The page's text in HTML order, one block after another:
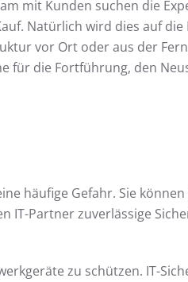
mit Kunden suchen die
Natürlich wird dies auf die
vor Ort oder aus der
für die Fortführung, den
häufige Gefahr. Sie
IT-Partner zuverlässige
zu schützen. IT-